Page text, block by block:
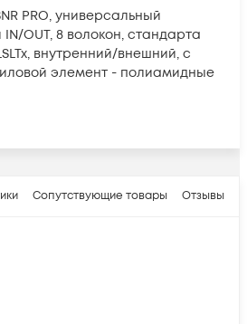
PRO, универсальный
OUT, 8 волокон, стандарта
внутренний/внешний, с
элемент - полиамидные
Сопутствующие товары Отзывы